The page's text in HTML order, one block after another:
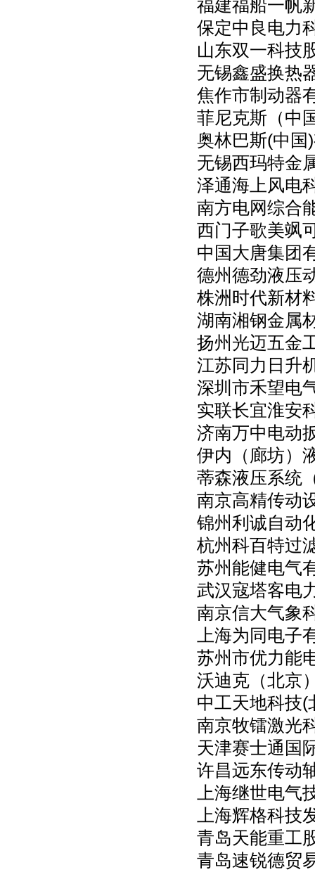
福建福船一帆
保定中良电力
山东双一科技
无锡鑫盛换热
焦作市制动器
菲尼克斯（中
奥林巴斯(中国
无锡西玛特金
泽通海上风电
南方电网综合
西门子歌美飒
中国大唐集团
德州德劲液压
株洲时代新材
湖南湘钢金属
扬州光迈五金
江苏同力日升
深圳市禾望电
实联长宜淮安
济南万中电动
伊内（廊坊）
蒂森液压系统
南京高精传动
锦州利诚自动
杭州科百特过
苏州能健电气
武汉寇塔客电
南京信大气象
上海为同电子
苏州市优力能
沃迪克（北京
中工天地科技(
南京牧镭激光
天津赛士通国
许昌远东传动
上海继世电气
上海辉格科技
青岛天能重工
青岛速锐德贸